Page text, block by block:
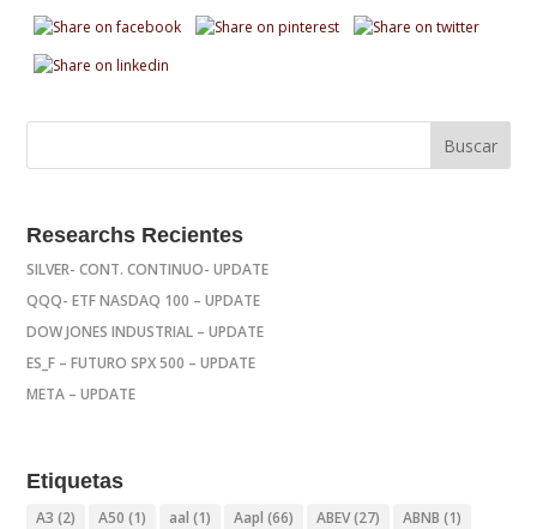
Researchs Recientes
SILVER- CONT. CONTINUO- UPDATE
QQQ- ETF NASDAQ 100 – UPDATE
DOW JONES INDUSTRIAL – UPDATE
ES_F – FUTURO SPX 500 – UPDATE
META – UPDATE
Etiquetas
A3 (2) A50 (1) aal (1) Aapl (66) ABEV(27) ABNB (1)